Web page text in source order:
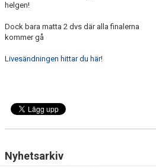
BILDER
BÖRJA TRÄNA JUDO
BLI MEDLEM
helgen!
Dock bara matta 2 dvs där alla finalerna
kommer gå
Livesändningen hittar du här!
Nyhetsarkiv